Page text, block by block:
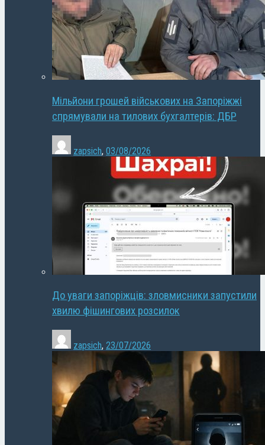
Мільйони грошей військових на Запоріжжі
спрямували на тилових бухгалтерів: ДБР
zapsich, 03/08/2026
До уваги запоріжців: зловмисники запустили
хвилю фішингових розсилок
zapsich, 23/07/2026